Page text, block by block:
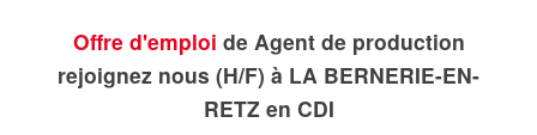
Offre d'emploi de Agent de production
rejoignez nous (H/F) à LA BERNERIE-EN-
RETZ en CDI